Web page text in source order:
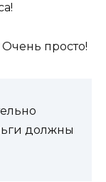
Очень просто!
должны